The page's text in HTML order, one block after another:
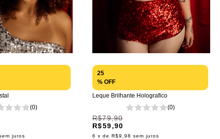
(0)
juros
25
% OFF
Leque Brilhante Holografico
(0)
R$79,90
R$59,90
6 x de R$9,98 sem juros